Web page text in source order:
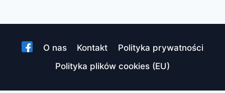
O nas Kontakt
Polityka prywatności
Polityka plików cookies (EU)